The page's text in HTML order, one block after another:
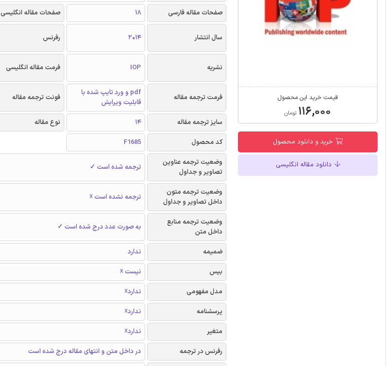
قیمت خرید این محصول
۱۱۶,۰۰۰ تومان
خرید و دانلود محصول
دانلود مقاله انگلیسی
صفحات مقاله فارسی
18 صفحات مقاله انگلیسی
سال انتشار 2014 رفرنس
نشریه IOP فرمت مقاله انگلیسی
فرمت ترجمه مقاله
pdf و ورد تایپ شده با
قابلیت ویرایش
فونت ترجمه مقاله
سایز ترجمه مقاله 14 نوع مقاله
کد محصول
F1685
وضعیت ترجمه عناوین
تصاویر و جداول
ترجمه شده است ✓
وضعیت ترجمه متون
داخل تصاویر و جداول
ترجمه نشده است ☓
وضعیت ترجمه منابع
داخل متن
به صورت عدد درج شده است ✓
ضمیمه
ندارد
بیس
نیست ☓
مدل مفهومی
ندارد☓
پرسشنامه
ندارد☓
متغیر
ندارد☓
رفرنس در ترجمه
در داخل متن و انتهای مقاله درج شده است